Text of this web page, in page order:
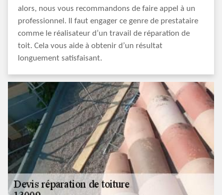
alors, nous vous recommandons de faire appel à un
professionnel. Il faut engager ce genre de prestataire
comme le réalisateur d’un travail de réparation de
toit. Cela vous aide à obtenir d’un résultat
longuement satisfaisant.